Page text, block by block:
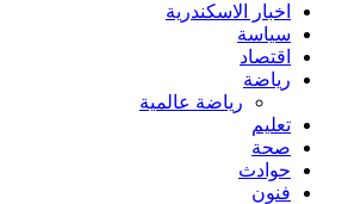
اخبار الاسكندرية
سياسة
اقتصاد
رياضة
رياضة عالمية
تعليم
صحة
حوادث
فنون